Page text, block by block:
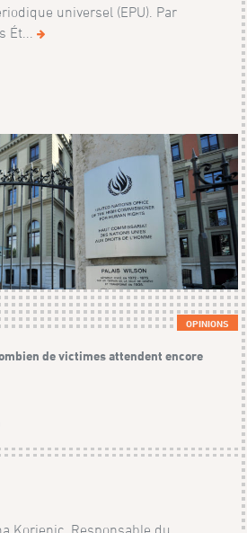
universel (EPU). Par
Ét...
OPINIONS
de victimes attendent encore
Korjenic, Responsable du